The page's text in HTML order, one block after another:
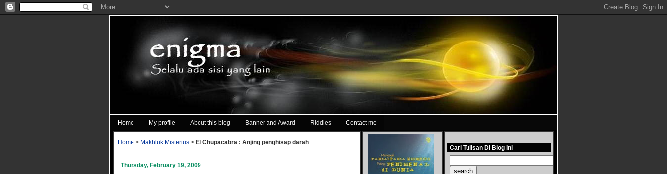
Home My profile About this blog Banner and Award Riddles Contact me
Home > Makhluk Misterius > El Chupacabra : Anjing penghisap darah
Thursday, February 19, 2009
Cari Tulisan Di Blog Ini